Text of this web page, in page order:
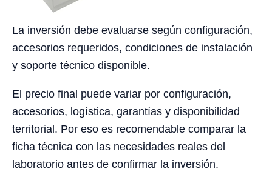
La inversión debe evaluarse según configuración,
accesorios requeridos, condiciones de instalación
y soporte técnico disponible.
El precio final puede variar por configuración,
accesorios, logística, garantías y disponibilidad
territorial. Por eso es recomendable comparar la
ficha técnica con las necesidades reales del
laboratorio antes de confirmar la inversión.